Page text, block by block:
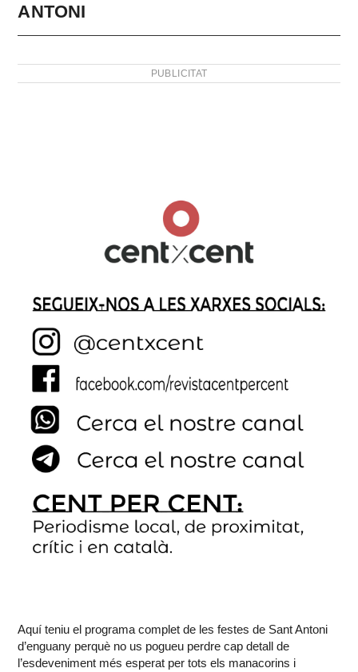
ANTONI
PUBLICITAT
Aquí teniu el programa complet de les festes de Sant Antoni
d’enguany perquè no us pogueu perdre cap detall de
l’esdeveniment més esperat per tots els manacorins i